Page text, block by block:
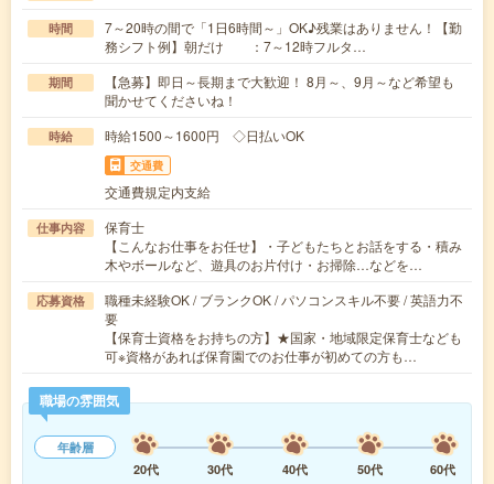
時間
7～20時の間で「1日6時間～」OK♪残業はありません！【勤
務シフト例】朝だけ ：7～12時フルタ…
期間
【急募】即日～長期まで大歓迎！ 8月～、9月～など希望も
聞かせてくださいね！
時給 時給1500～1600円 ◇日払いOK
交通費
交通費規定内支給
仕事内容
保育士
【こんなお仕事をお任せ】・子どもたちとお話をする・積み
木やボールなど、遊具のお片付け・お掃除…などを…
応募資格
職種未経験OK / ブランクOK / パソコンスキル不要 / 英語力不
要
【保育士資格をお持ちの方】★国家・地域限定保育士なども
可※資格があれば保育園でのお仕事が初めての方も…
職場の雰囲気
年齢層
20代
30代 40代 50代
60代